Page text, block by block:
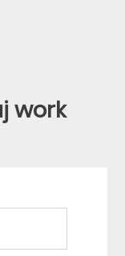
work